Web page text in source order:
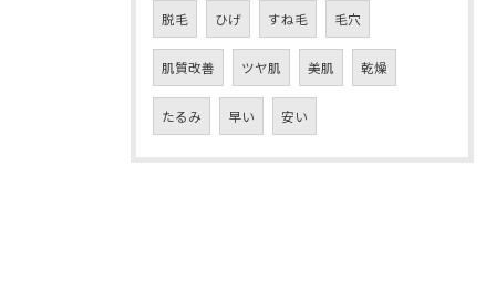
脱毛 ひげ すね毛 毛穴
肌質改善 ツヤ肌 美肌 乾燥
たるみ 早い 安い